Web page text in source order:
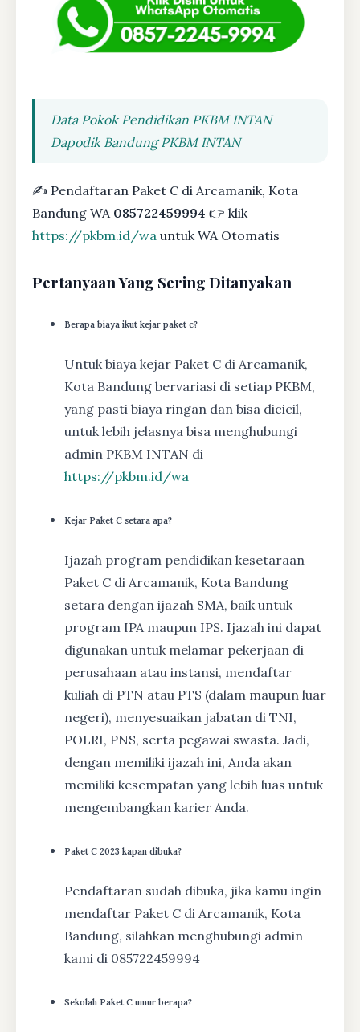
Data Pokok Pendidikan PKBM INTAN
Dapodik Bandung PKBM INTAN
✍ Pendaftaran Paket C di Arcamanik, Kota
Bandung WA 085722459994 👉 klik
https://pkbm.id/wa untuk WA Otomatis
Pertanyaan Yang Sering Ditanyakan
Berapa biaya ikut kejar paket c?
Untuk biaya kejar Paket C di Arcamanik,
Kota Bandung bervariasi di setiap PKBM,
yang pasti biaya ringan dan bisa dicicil,
untuk lebih jelasnya bisa menghubungi
admin PKBM INTAN di
https://pkbm.id/wa
Kejar Paket C setara apa?
Ijazah program pendidikan kesetaraan
Paket C di Arcamanik, Kota Bandung
setara dengan ijazah SMA, baik untuk
program IPA maupun IPS. Ijazah ini dapat
digunakan untuk melamar pekerjaan di
perusahaan atau instansi, mendaftar
kuliah di PTN atau PTS (dalam maupun luar
negeri), menyesuaikan jabatan di TNI,
POLRI, PNS, serta pegawai swasta. Jadi,
dengan memiliki ijazah ini, Anda akan
memiliki kesempatan yang lebih luas untuk
mengembangkan karier Anda.
Paket C 2023 kapan dibuka?
Pendaftaran sudah dibuka, jika kamu ingin
mendaftar Paket C di Arcamanik, Kota
Bandung, silahkan menghubungi admin
kami di 085722459994
Sekolah Paket C umur berapa?